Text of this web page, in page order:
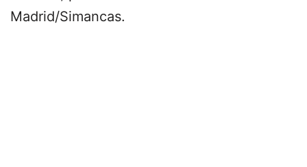
Madrid/Simancas.